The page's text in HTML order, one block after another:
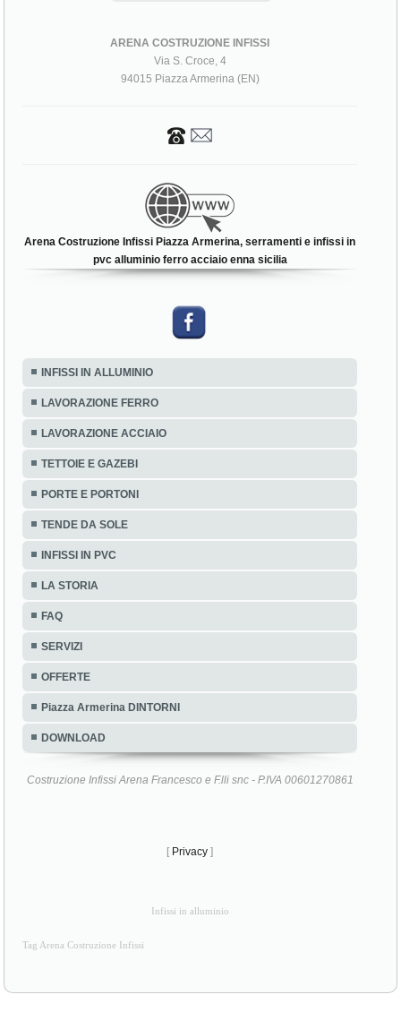
ARENA COSTRUZIONE INFISSI
Via S. Croce, 4
94015 Piazza Armerina (EN)
Arena Costruzione Infissi Piazza Armerina, serramenti e infissi in
pvc alluminio ferro acciaio enna sicilia
INFISSI IN ALLUMINIO
LAVORAZIONE FERRO
LAVORAZIONE ACCIAIO
TETTOIE E GAZEBI
PORTE E PORTONI
TENDE DA SOLE
INFISSI IN PVC
LA STORIA
FAQ
SERVIZI
OFFERTE
Piazza Armerina DINTORNI
DOWNLOAD
Costruzione Infissi Arena Francesco e F.lli snc - P.IVA 00601270861
[ Privacy ]
Infissi in alluminio
Tag Arena Costruzione Infissi